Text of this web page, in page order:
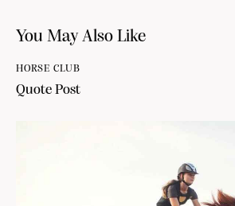
You May Also Like
HORSE CLUB
Quote Post